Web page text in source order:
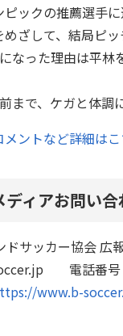
ピックの推薦選手
ざして、結局ピ
なった理由は平
まで、ケガと体調
ントなど詳細はこ
ディアお問い
ドサッカー協会 広
電話番号
www.b-